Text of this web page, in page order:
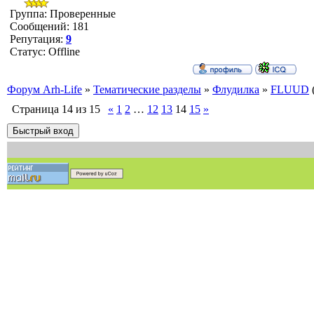
Группа: Проверенные
Сообщений: 181
Репутация: 9
Статус: Offline
Форум Arh-Life » Тематические разделы » Флудилка » FLUUD
Страница 14 из 15 « 1 2 … 12 13 14 15 »